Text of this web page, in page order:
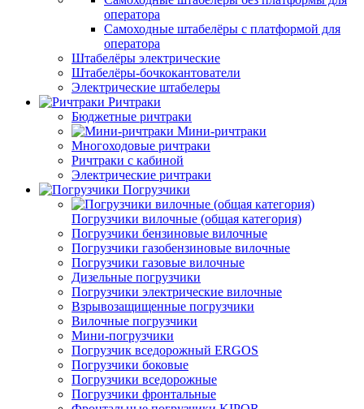
оператора
Самоходные штабелёры с платформой для
оператора
Штабелёры электрические
Штабелёры-бочкокантователи
Электрические штабелеры
Ричтраки
Бюджетные ричтраки
Мини-ричтраки
Многоходовые ричтраки
Ричтраки с кабиной
Электрические ричтраки
Погрузчики
Погрузчики вилочные (общая категория)
Погрузчики бензиновые вилочные
Погрузчики газобензиновые вилочные
Погрузчики газовые вилочные
Дизельные погрузчики
Погрузчики электрические вилочные
Взрывозащищенные погрузчики
Вилочные погрузчики
Мини-погрузчики
Погрузчик вседорожный ERGOS
Погрузчики боковые
Погрузчики вседорожные
Погрузчики фронтальные